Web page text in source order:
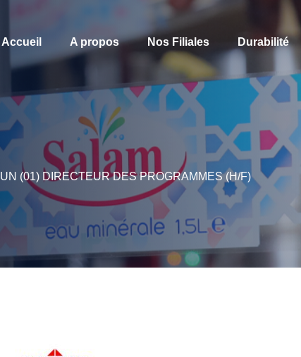
Accueil A propos Nos Filiales Durabilité
UN (01) DIRECTEUR DES PROGRAMMES (H/F)